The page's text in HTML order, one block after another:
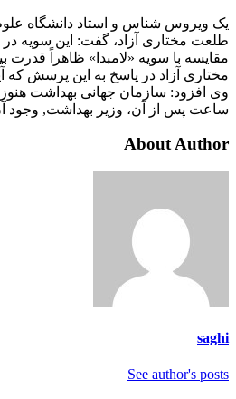
یک ویروس شناس و استاد دانشگاه
مقایسه با سویه «لامبدا» ظاهراً قدرت
مختاری آزاد در پاسخ به این پرسش که
ساعت پس از آن، وزیر بهداشت, وجود
About Author
saghi
See author's posts